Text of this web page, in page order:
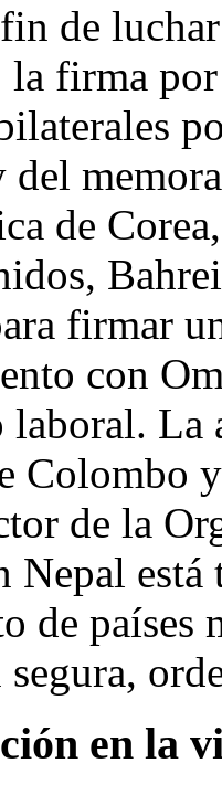
de
la firma
del
de
firmar
con
laboral. La
Colombo
de la
Nepal
de países
en la